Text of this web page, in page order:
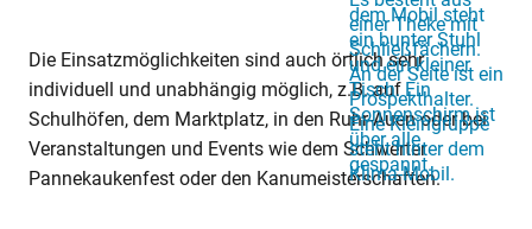
Die Einsatzmöglichkeiten sind auch örtlich sehr
individuell und unabhängig möglich, z.B. auf
Schulhöfen, dem Marktplatz, in den Ruhr-Auen oder bei
Veranstaltungen und Events wie dem Schwerter
Pannekaukenfest oder den Kanumeisterschaften.